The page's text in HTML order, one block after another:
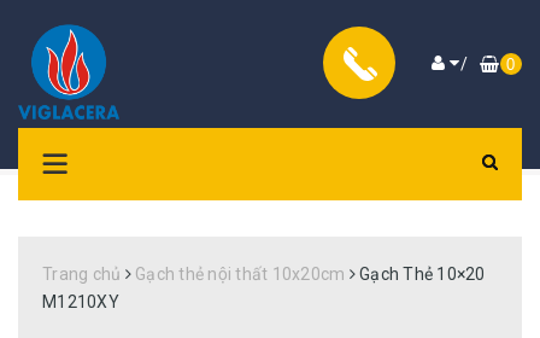
/ 0
Trang chủ Gạch thẻ nội thất 10x20cm
Gạch Thẻ 10×20
M1210XY